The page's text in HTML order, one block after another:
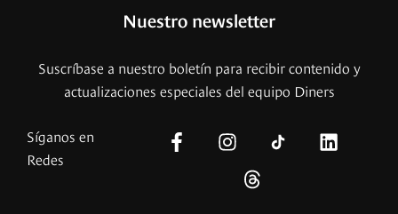
Nuestro newsletter
Suscríbase a nuestro boletín para recibir contenido y
actualizaciones especiales del equipo Diners
Síganos en
Redes